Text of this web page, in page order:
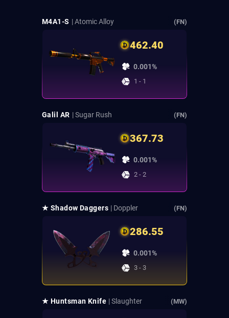
M4A1-S | Atomic Alloy (FN)
462.40
0.001%
1 - 1
Galil AR | Sugar Rush (FN)
367.73
0.001%
2 - 2
★ Shadow Daggers | Doppler (FN)
286.55
0.001%
3 - 3
★ Huntsman Knife | Slaughter (MW)